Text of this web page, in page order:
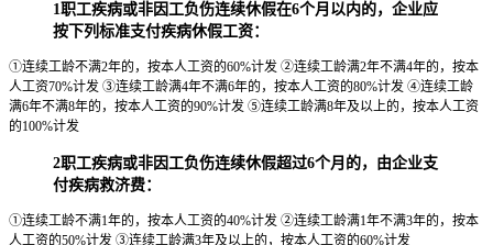
1职工疾病或非因工负伤连续休假在6个月以内的，企业应
按下列标准支付疾病休假工资：
①连续工龄不满2年的，按本人工资的60%计发 ②连续工龄满2年不满4年的，按本
人工资70%计发 ③连续工龄满4年不满6年的，按本人工资的80%计发 ④连续工龄
满6年不满8年的，按本人工资的90%计发 ⑤连续工龄满8年及以上的，按本人工资
的100%计发
2职工疾病或非因工负伤连续休假超过6个月的，由企业支
付疾病救济费：
①连续工龄不满1年的，按本人工资的40%计发 ②连续工龄满1年不满3年的，按本
人工资的50%计发 ③连续工龄满3年及以上的，按本人工资的60%计发